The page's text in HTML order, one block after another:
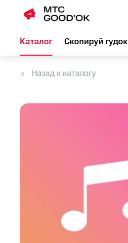
Каталог Скопируй гудок
Назад к каталогу